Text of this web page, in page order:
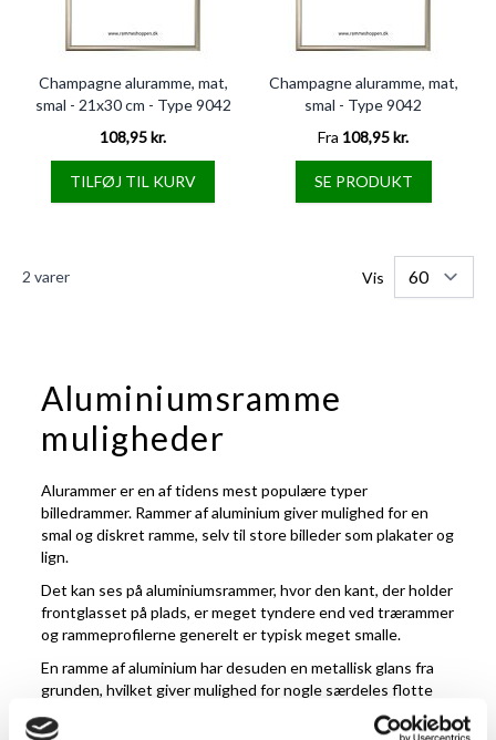
Champagne aluramme, mat,
smal - 21x30 cm - Type 9042
108,95 kr.
TILFØJ TIL KURV
Champagne aluramme, mat,
smal - Type 9042
Fra 108,95 kr.
SE PRODUKT
2 varer Vis
Aluminiumsramme
muligheder
Alurammer er en af tidens mest populære typer
billedrammer. Rammer af aluminium giver mulighed for en
smal og diskret ramme, selv til store billeder som plakater og
lign.
Det kan ses på aluminiumsrammer, hvor den kant, der holder
frontglasset på plads, er meget tyndere end ved trærammer
og rammeprofilerne generelt er typisk meget smalle.
En ramme af aluminium har desuden en metallisk glans fra
grunden, hvilket giver mulighed for nogle særdeles flotte
metalliske udseender - både børstet blank og helt glat blank
i lyse og mørke farver - udover at de naturligvis også fås i de